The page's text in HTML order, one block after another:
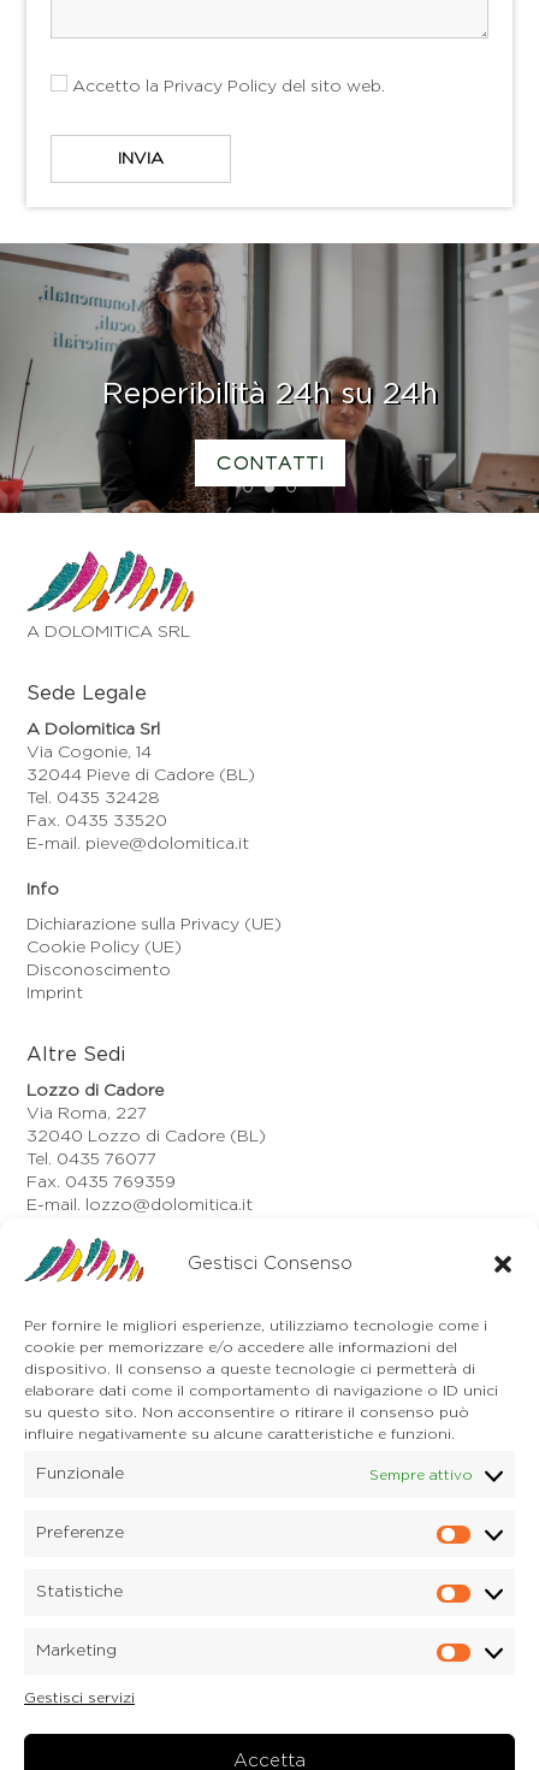
Gestisci Consenso
Per fornire le migliori esperienze, utilizziamo tecnologie come i
cookie per memorizzare e/o accedere alle informazioni del
dispositivo. Il consenso a queste tecnologie ci permetterà di
elaborare dati come il comportamento di navigazione o ID unici
su questo sito. Non acconsentire o ritirare il consenso può
influire negativamente su alcune caratteristiche e funzioni.
Funzionale Sempre attivo
Preferenze
Statistiche
Marketing
Gestisci servizi
Accetta
Accetto la Privacy Policy del sito web.
1 2 3
Reperibilità 24h su 24h
CONTATTI
A DOLOMITICA SRL
Sede Legale
A Dolomitica Srl
Via Cogonie, 14
32044 Pieve di Cadore (BL)
Tel. 0435 32428
Fax. 0435 33520
E-mail. pieve@dolomitica.it
Info
Dichiarazione sulla Privacy (UE)
Cookie Policy (UE)
Disconoscimento
Imprint
Altre Sedi
Lozzo di Cadore
Via Roma, 227
32040 Lozzo di Cadore (BL)
Tel. 0435 76077
Fax. 0435 769359
E-mail. lozzo@dolomitica.it
Auronzo di Cadore
Via Unione, 21/B
32041 Auronzo di Cadore (BL)
E-mail. auronzo@dolomitica.it
Cortina d'Ampezzo
32043 Cortina d'Ampezzo (BL)
Tel. 0436 4127
E-mail. pieve@dolomitica.it
S. Stefano di Cadore
32045 S. Stefano di Cadore - Comelico (BL)
32040 Candide di Comelico Superiore (BL)
E-mail. candide@dolomitica.it
Laboratorio Marmi